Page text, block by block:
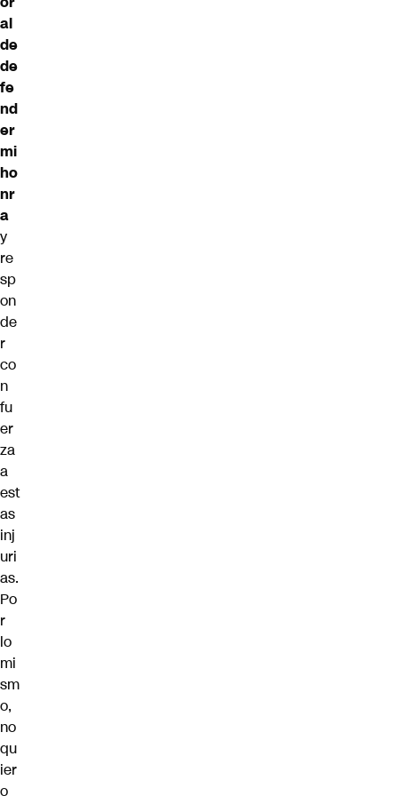
al
de
de
fe
nd
er
mi
ho
nr
a
y
re
sp
on
de
r
co
n
fu
er
za
a
est
as
inj
uri
as.
Po
r
lo
mi
sm
o,
no
qu
ier
o